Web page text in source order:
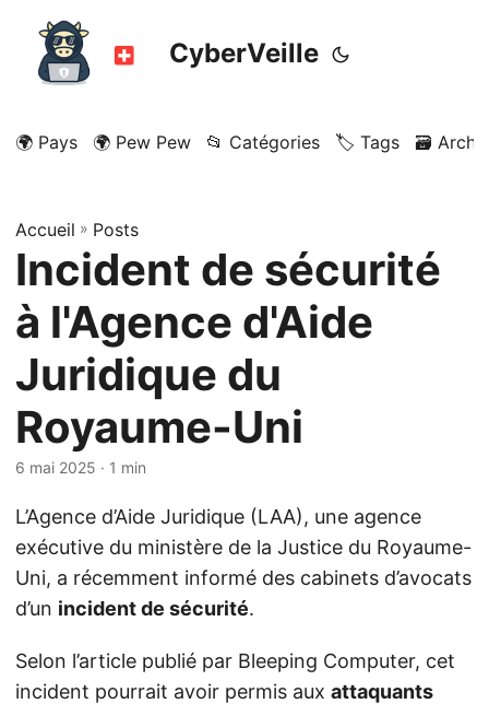
CyberVeille
🌍 Pays 🌍 Pew Pew 📂 Catégories 🏷️ Tags 🗃️
Accueil » Posts
Incident de sécurité
à l'Agence d'Aide
Juridique du
Royaume-Uni
6 mai 2025 · 1 min
L’Agence d’Aide Juridique (LAA), une agence
exécutive du ministère de la Justice du Royaume-
Uni, a récemment informé des cabinets d’avocats
d’un incident de sécurité.
Selon l’article publié par Bleeping Computer, cet
incident pourrait avoir permis aux attaquants